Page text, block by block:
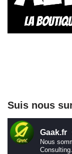
Suis nous
Gaak.fr
Nous
Consulting.